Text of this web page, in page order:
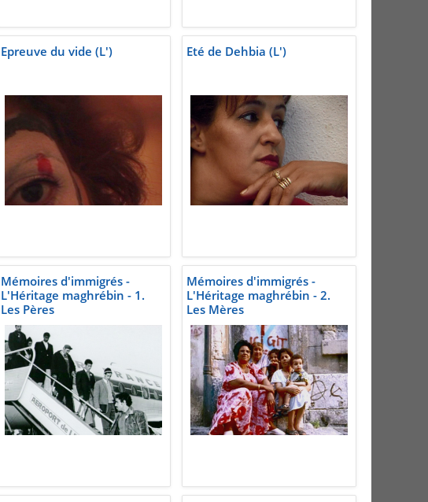
Epreuve du vide (L') Eté de Dehbia (L')
Mémoires d'immigrés -
L'Héritage maghrébin - 1.
Les Pères
Mémoires d'immigrés -
L'Héritage maghrébin - 2.
Les Mères